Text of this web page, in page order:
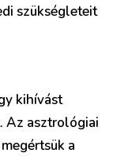
szükségleteit
kihívást
Az asztrológiai
a